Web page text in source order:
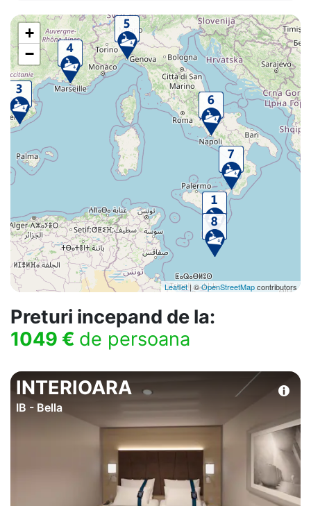
+
−
Leaflet| ©OpenStreetMapcontributors
Preturi incepand de la:
1049 € de persoana
INTERIOARA
IB - Bella